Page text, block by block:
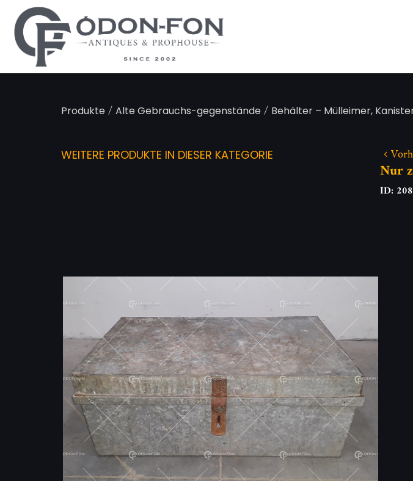
Produkte/Alte Gebrauchs-gegenstände/ Behälter – Mülleimer,
WEITERE PRODUKTE IN DIESER KATEGORIE
Nur
ID:
Cookie-Einstellungen